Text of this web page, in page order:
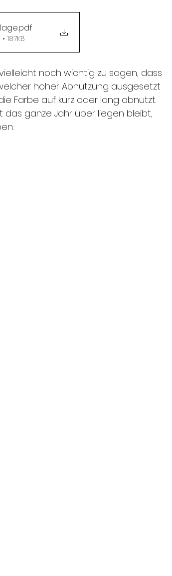
.pdf
187KB
noch wichtig zu sagen, dass
hoher Abnutzung ausgesetzt
Farbe auf kurz oder lang abnutzt.
ganze Jahr über liegen bleibt,